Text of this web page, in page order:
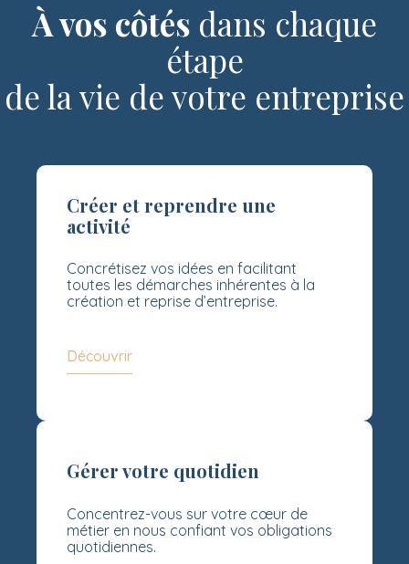
À vos côtés dans chaque
étape
de la vie de votre entreprise
Créer et reprendre une
activité
Concrétisez vos idées en facilitant
toutes les démarches inhérentes à la
création et reprise d’entreprise.
Découvrir
Gérer votre quotidien
Concentrez-vous sur votre cœur de
métier en nous confiant vos obligations
quotidiennes.